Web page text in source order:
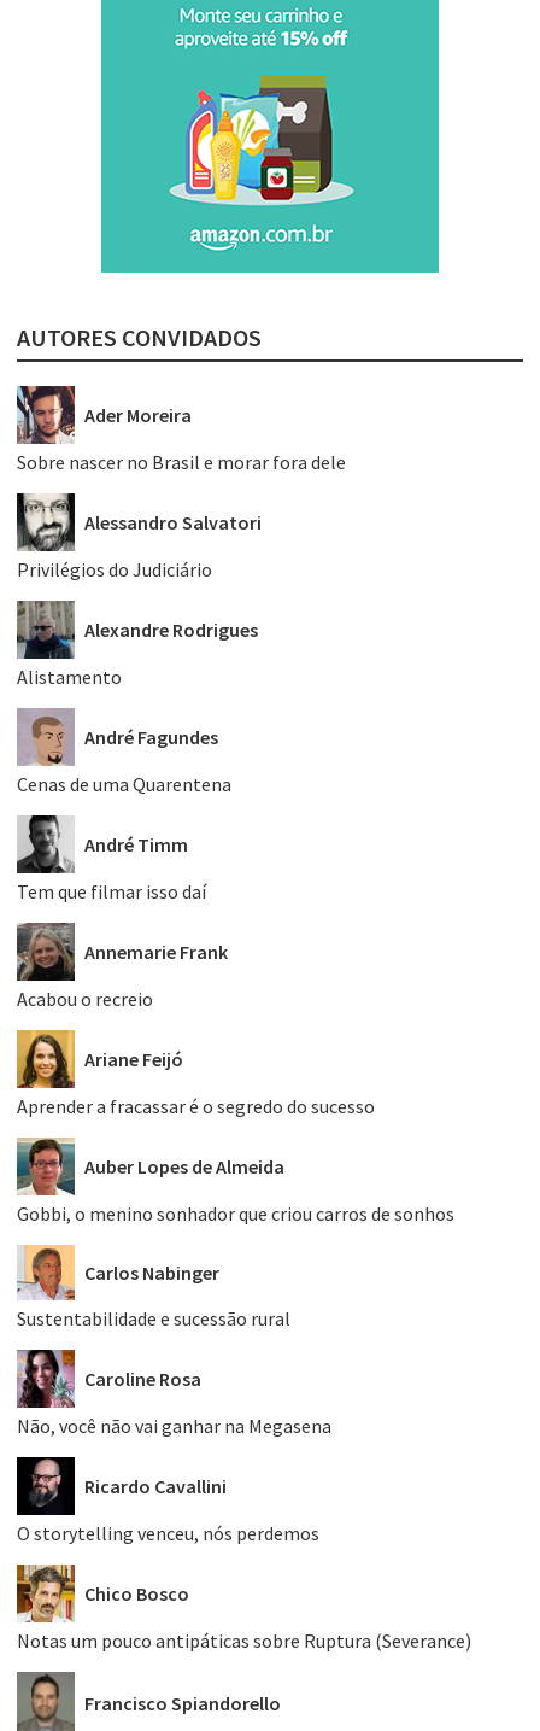
AUTORES CONVIDADOS
Ader Moreira
Sobre nascer no Brasil e morar fora dele
Alessandro Salvatori
Privilégios do Judiciário
Alexandre Rodrigues
Alistamento
André Fagundes
Cenas de uma Quarentena
André Timm
Tem que filmar isso daí
Annemarie Frank
Acabou o recreio
Ariane Feijó
Aprender a fracassar é o segredo do sucesso
Auber Lopes de Almeida
Gobbi, o menino sonhador que criou carros de sonhos
Carlos Nabinger
Sustentabilidade e sucessão rural
Caroline Rosa
Não, você não vai ganhar na Megasena
Ricardo Cavallini
O storytelling venceu, nós perdemos
Chico Bosco
Notas um pouco antipáticas sobre Ruptura (Severance)
Francisco Spiandorello